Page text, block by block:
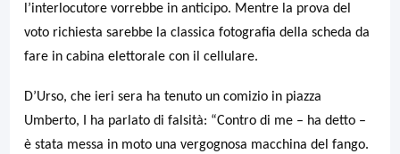
l’interlocutore vorrebbe in anticipo. Mentre la prova del
voto richiesta sarebbe la classica fotografia della scheda da
fare in cabina elettorale con il cellulare.
D’Urso, che ieri sera ha tenuto un comizio in piazza
Umberto, I ha parlato di falsità: “Contro di me – ha detto –
è stata messa in moto una vergognosa macchina del fango.